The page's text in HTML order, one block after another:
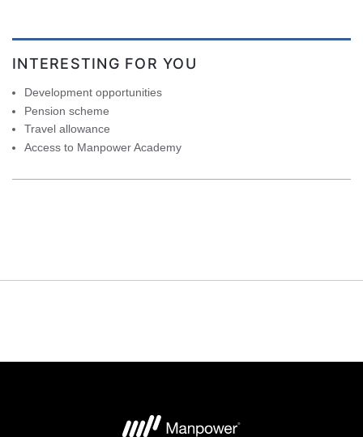
INTERESTING FOR YOU
Development opportunities
Pension scheme
Travel allowance
Access to Manpower Academy